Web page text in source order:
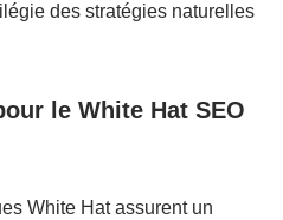
des stratégies naturelles
le White Hat SEO
White Hat assurent un